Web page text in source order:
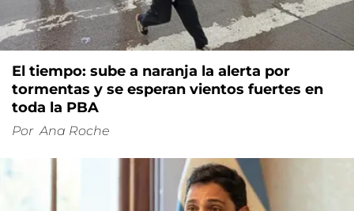
El tiempo: sube a naranja la alerta por
tormentas y se esperan vientos fuertes en
toda la PBA
Por Ana Roche